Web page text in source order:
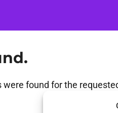
were found for the